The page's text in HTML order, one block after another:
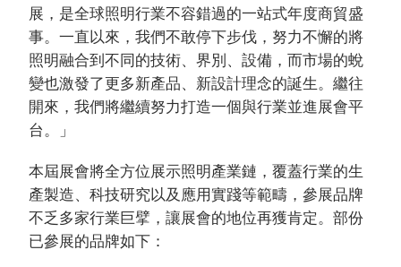
展，是全球照明行業不容錯過的一站式年度商貿盛
事。一直以來，我們不敢停下步伐，努力不懈的將
照明融合到不同的技術、界別、設備，而市場的蛻
變也激發了更多新產品、新設計理念的誕生。繼往
開來，我們將繼續努力打造一個與行業並進展會平
台。」
本屆展會將全方位展示照明產業鏈，覆蓋行業的生
產製造、科技研究以及應用實踐等範疇，參展品牌
不乏多家行業巨擘，讓展會的地位再獲肯定。部份
已參展的品牌如下：